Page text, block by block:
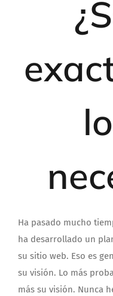
Ha pasado mucho
ha desarrollado un
su sitio web. Eso es
su visión. Lo más
más su visión. Nunca